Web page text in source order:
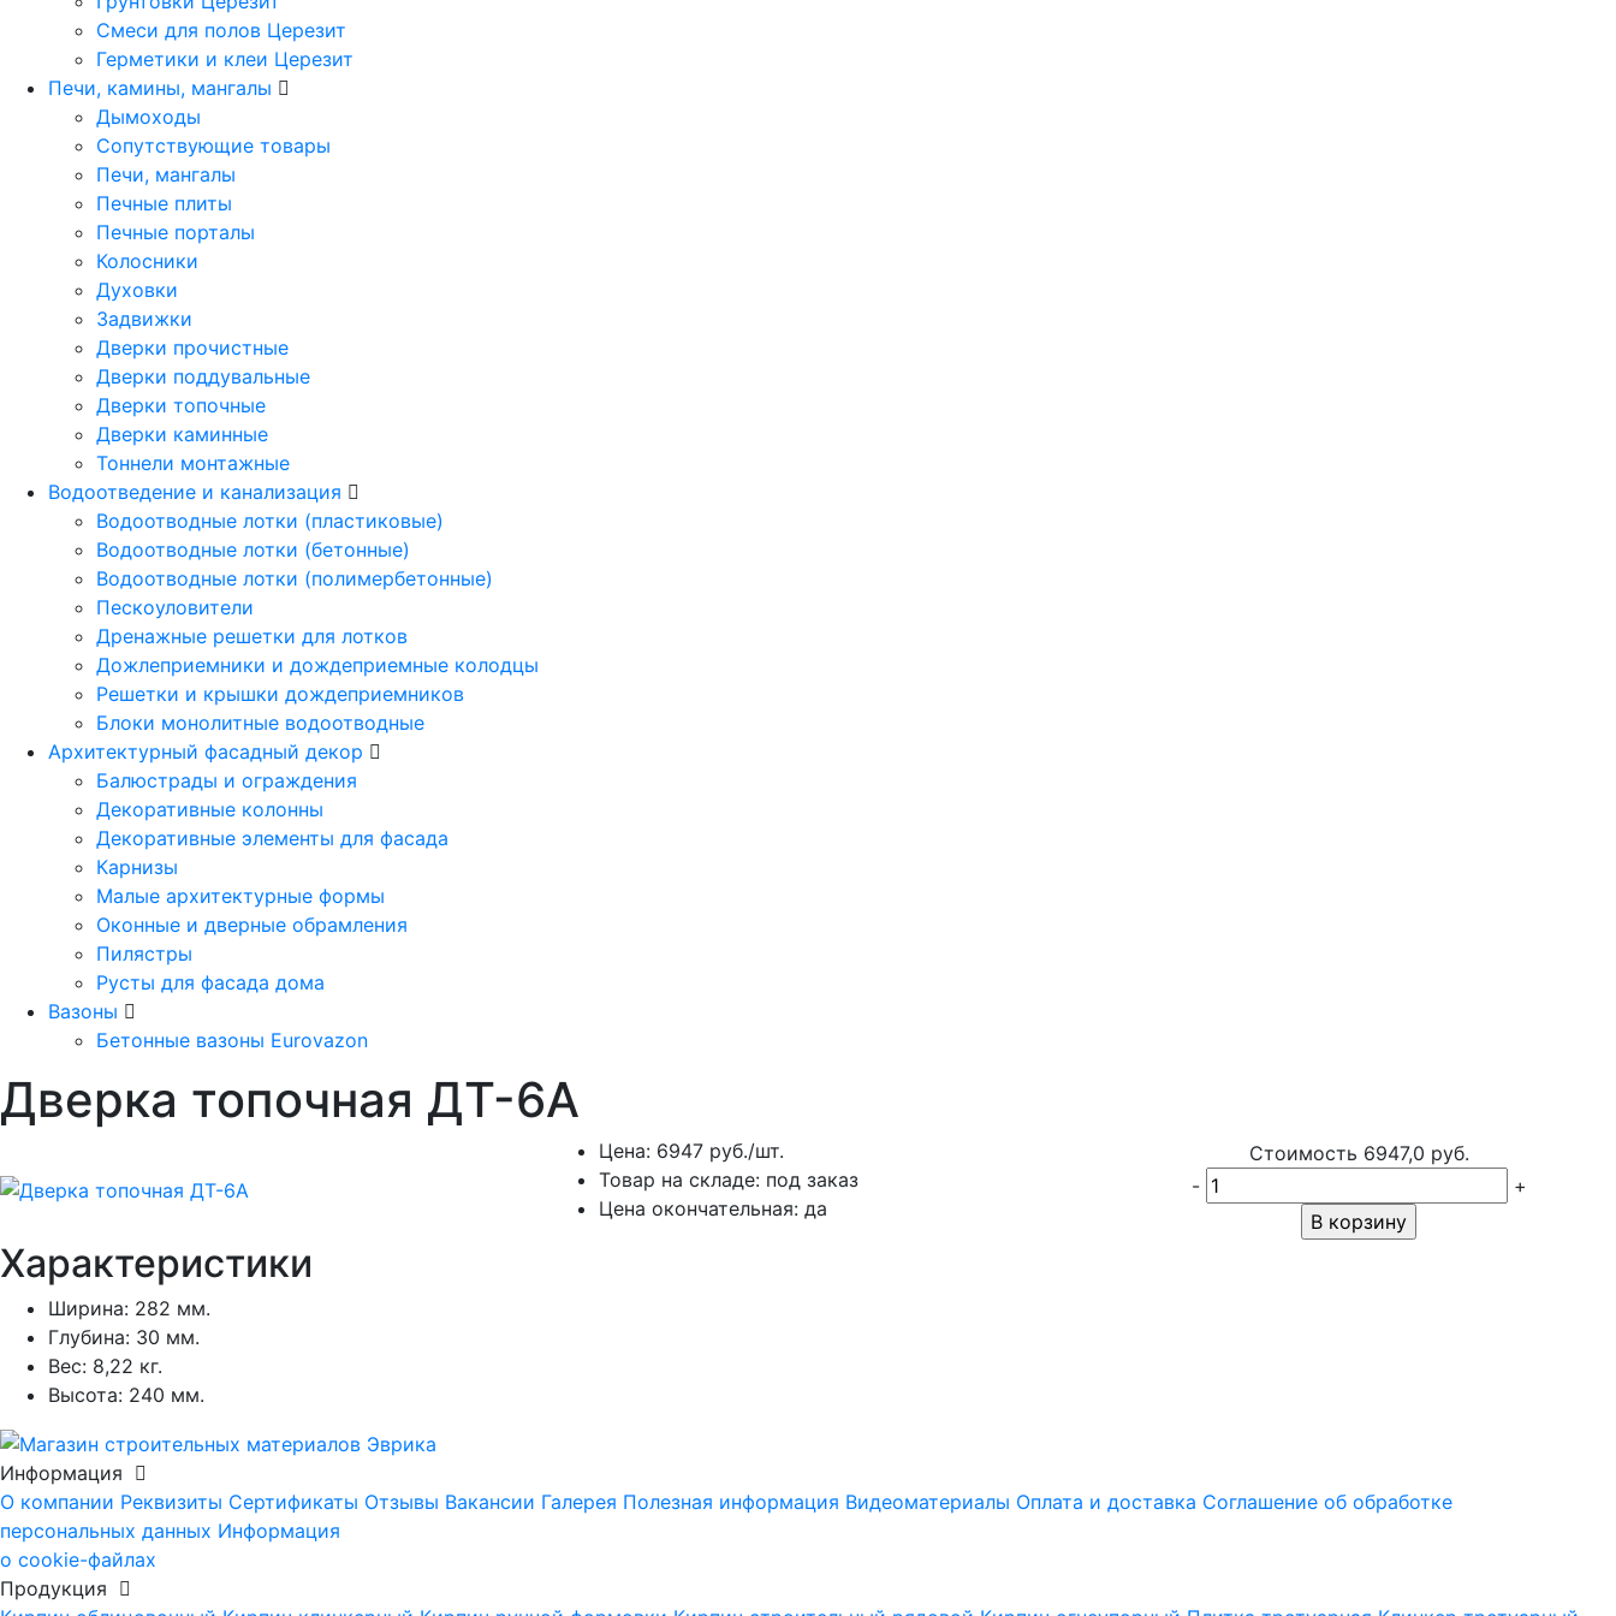
Смеси для полов Церезит
Герметики и клеи Церезит
Печи, камины, мангалы
Дымоходы
Сопутствующие товары
Печи, мангалы
Печные плиты
Печные порталы
Колосники
Духовки
Задвижки
Дверки прочистные
Дверки поддувальные
Дверки топочные
Дверки каминные
Тоннели монтажные
Водоотведение и канализация
Водоотводные лотки (пластиковые)
Водоотводные лотки (бетонные)
Водоотводные лотки (полимербетонные)
Пескоуловители
Дренажные решетки для лотков
Дожлеприемники и дождеприемные колодцы
Решетки и крышки дождеприемников
Блоки монолитные водоотводные
Архитектурный фасадный декор
Балюстрады и ограждения
Декоративные колонны
Декоративные элементы для фасада
Карнизы
Малые архитектурные формы
Оконные и дверные обрамления
Пилястры
Русты для фасада дома
Вазоны
Бетонные вазоны Eurovazon
Дверка топочная ДТ-6А
Цена: 6947 руб./шт.
Товар на складе: под заказ
Цена окончательная: да
Стоимость 6947,0 руб.
-
+
В корзину
Характеристики
Ширина: 282 мм.
Глубина: 30 мм.
Вес: 8,22 кг.
Высота: 240 мм.
Информация
О компании Реквизиты Сертификаты Отзывы Вакансии Галерея Полезная информация Видеоматериалы Оплата и доставка Соглашение об обработке
персональных данных Информация
о cookie-файлах
Продукция